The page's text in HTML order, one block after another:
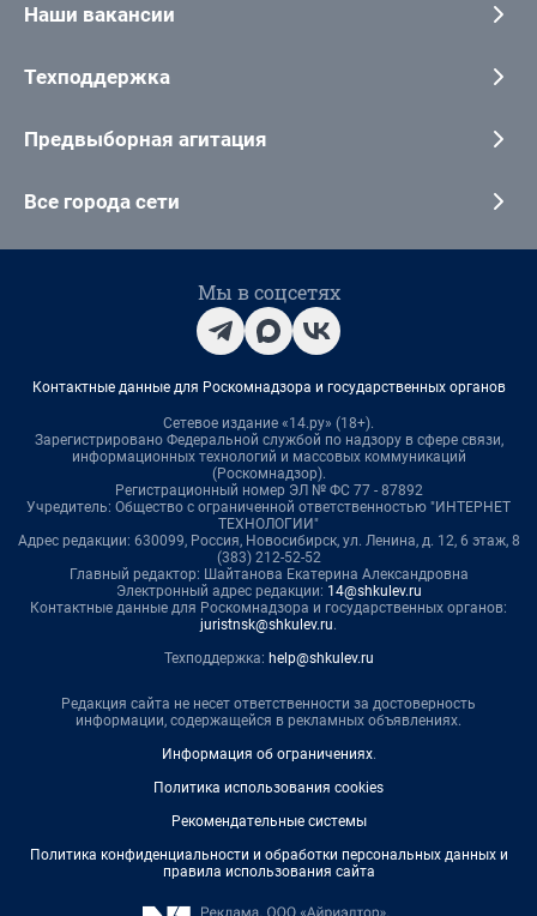
Наши вакансии
Техподдержка
Предвыборная агитация
Все города сети
Мы в соцсетях
Контактные данные для Роскомнадзора и государственных органов
Сетевое издание «14.ру» (18+).
Зарегистрировано Федеральной службой по надзору в сфере связи,
информационных технологий и массовых коммуникаций
(Роскомнадзор).
Регистрационный номер ЭЛ № ФС 77 - 87892
Учредитель: Общество с ограниченной ответственностью "ИНТЕРНЕТ
ТЕХНОЛОГИИ"
Адрес редакции: 630099, Россия, Новосибирск, ул. Ленина, д. 12, 6 этаж, 8
(383) 212-52-52
Главный редактор: Шайтанова Екатерина Александровна
Электронный адрес редакции: 14@shkulev.ru
Контактные данные для Роскомнадзора и государственных органов:
juristnsk@shkulev.ru.
Техподдержка: help@shkulev.ru
Редакция сайта не несет ответственности за достоверность
информации, содержащейся в рекламных объявлениях.
Информация об ограничениях.
Политика использования cookies
Рекомендательные системы
Политика конфиденциальности и обработки персональных данных и
правила использования сайта